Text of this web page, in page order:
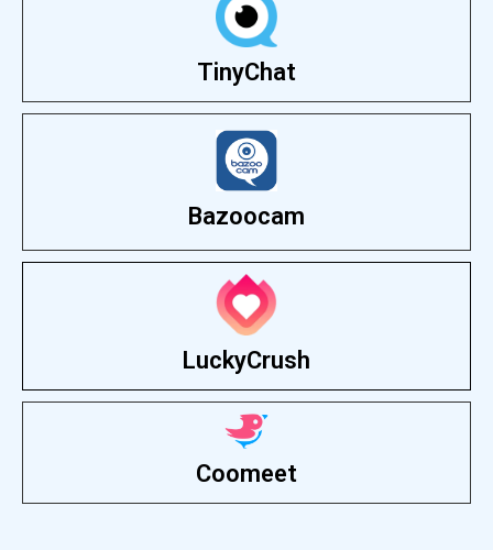
TinyChat
Bazoocam
LuckyCrush
Coomeet